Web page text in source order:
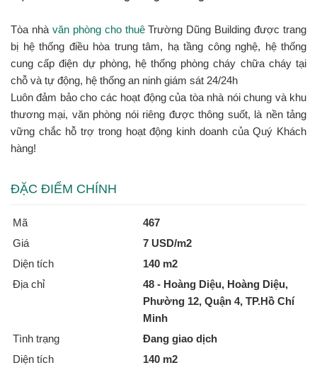
Tòa nhà văn phòng cho thuêTrường Dũng Building được trang
bị hệ thống điều hòa trung tâm, hạ tầng công nghệ, hệ thống
cung cấp điện dự phòng, hệ thống phòng cháy chữa cháy tại
chỗ và tự động, hệ thống an ninh giám sát 24/24h
Luôn đảm bảo cho các hoạt động của tòa nhà nói chung và khu
thương mại, văn phòng nói riêng được thông suốt, là nền tảng
vững chắc hỗ trợ trong hoạt động kinh doanh của Quý Khách
hàng!
ĐẶC ĐIỂM CHÍNH
Mã
467
Giá
7 USD/m2
Diện tích
140 m2
Địa chỉ
48 - Hoàng Diệu, Hoàng Diệu,
Phường 12, Quận 4, TP.Hồ Chí
Minh
Tình trạng
Đang giao dịch
Diện tích
140 m2